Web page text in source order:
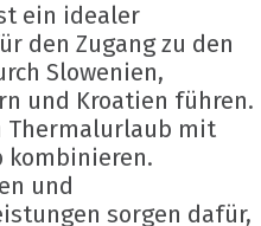
ein idealer
den Zugang zu den
Slowenien,
und Kroatien führen.
Thermalurlaub mit
kombinieren.
und
sorgen dafür,